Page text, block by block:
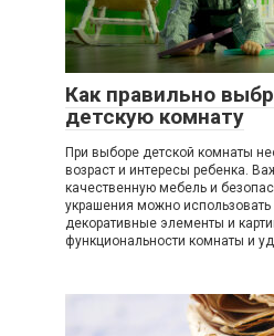
Как правильно
детскую комнату
При выборе детской комнаты
возраст и интересы ребенка.
качественную мебель и
украшения можно использовать
декоративные элементы и
функциональности комнаты и